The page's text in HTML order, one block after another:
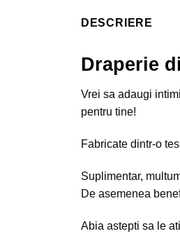
DESCRIERE
Draperie
Vrei sa adaugi
pentru tine!
Fabricate dintr-o
Suplimentar,
De asemenea
Abia astepti sa le